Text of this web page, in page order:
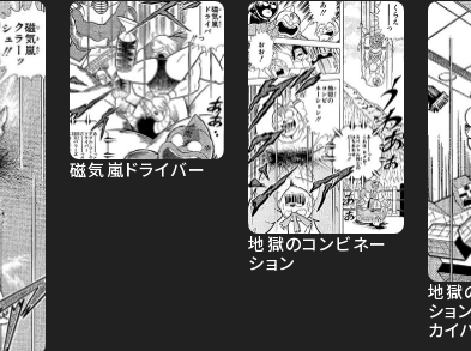
磁気嵐ドライバー
地獄のコンビネー
ション
地獄
ショ
カイ